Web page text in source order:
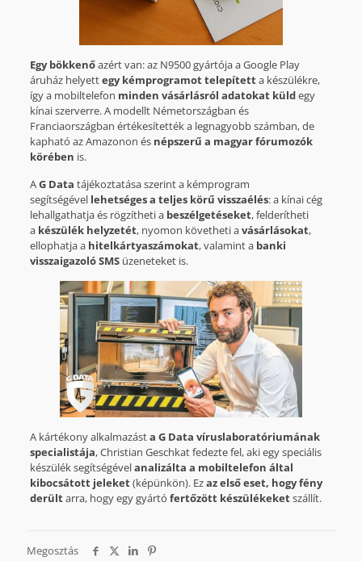
Egy bökkenőazért van: az N9500 gyártója a Google Play
áruház helyettegy kémprogramot telepítetta készülékre,
így a mobiltelefon minden vásárlásról adatokat küldegy
kínai szerverre. A modellt Németországban és
Franciaországban értékesítették a legnagyobb számban, de
kapható az Amazonon és népszerű a magyar fórumozók
körében is.
AG Data tájékoztatása szerint a kémprogram
segítségévellehetséges a teljes körű visszaélés: a kínai cég
lehallgathatja és rögzítheti a beszélgetéseket, felderítheti
a készülék helyzetét, nyomon követheti avásárlásokat,
ellophatja a hitelkártyaszámokat, valamint a banki
visszaigazoló SMSüzeneteket is.
A kártékony alkalmazásta G Data víruslaboratóriumának
specialistája, Christian Geschkat fedezte fel, aki egy speciális
készülék segítségévelanalizálta a mobiltelefon által
kibocsátott jeleket(képünkön). Ezaz első eset, hogy fény
derültarra, hogy egy gyártó fertőzött készülékeketszállít.
Megosztás